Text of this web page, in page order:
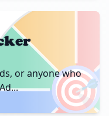
🎯
or anyone who